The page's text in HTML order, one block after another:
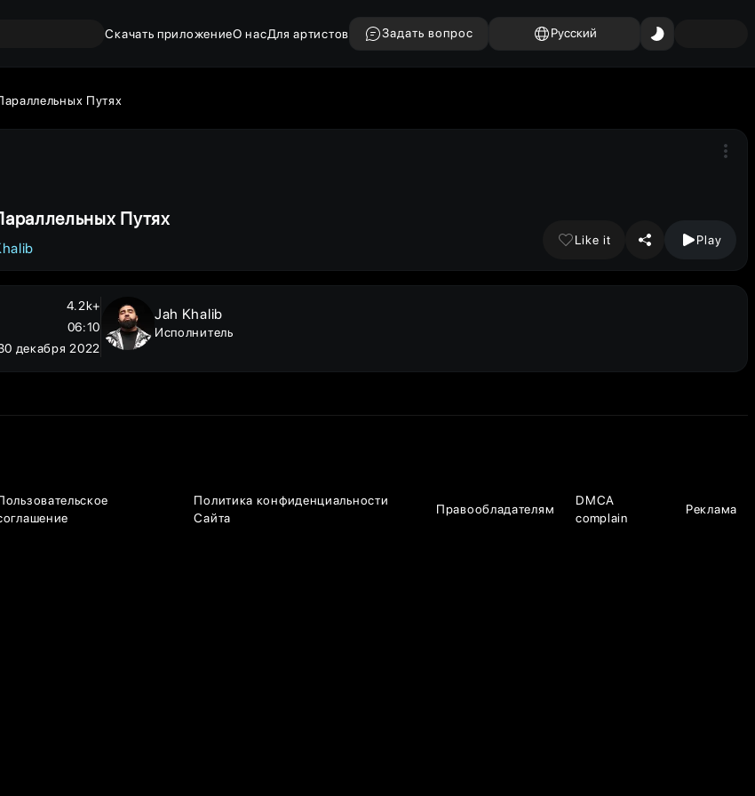
Скачать приложениеО насДля артистов Задать вопрос Русский
Путях
Путях
Like it Play
4.2k+
06:10
декабря 2022
Jah Khalib
Исполнитель
Политика конфиденциальности
Сайта
Правообладателям
DMCA
complain
Реклама